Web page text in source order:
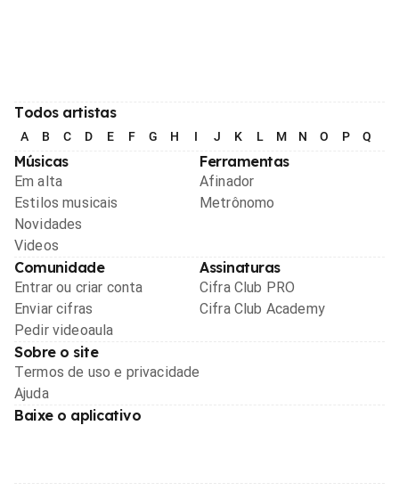
Todos artistas
A B C D E F G H I J K L M N O P Q
Músicas
Em alta
Estilos musicais
Novidades
Videos
Ferramentas
Afinador
Metrônomo
Comunidade
Entrar ou criar conta
Enviar cifras
Pedir videoaula
Assinaturas
Cifra Club PRO
Cifra Club Academy
Sobre o site
Termos de uso e privacidade
Ajuda
Baixe o aplicativo